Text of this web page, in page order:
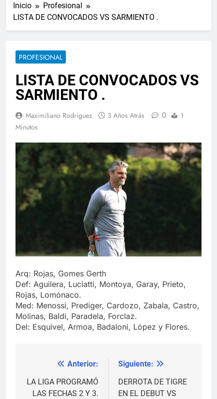
Inicio
Profesional
LISTA DE CONVOCADOS VS SARMIENTO .
PROFESIONAL
LISTA DE CONVOCADOS VS
SARMIENTO .
Maximiliano Rodriguez 3 Años Atrás 0
1
Minutos
Arq: Rojas, Gomes Gerth
Def: Aguilera, Luciatti, Montoya, Garay, Prieto,
Rojas, Lomónaco.
Med: Menossi, Prediger, Cardozo, Zabala, Castro,
Molinas, Baldi, Paradela, Forclaz.
Del: Esquivel, Armoa, Badaloni, López y Flores.
Navegación
de
Anterior:
LA LIGA PROGRAMÓ
LAS FECHAS 2 Y 3.
Siguiente:
DERROTA DE TIGRE
EN EL DEBUT VS